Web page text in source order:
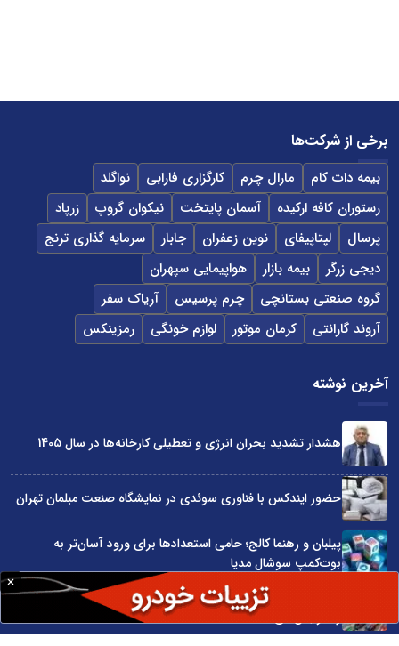
برخی از شرکت‌ها
بیمه دات کام مارال چرم کارگزاری فارابی
نواگلد
رستوران کافه ارکیده
آسمان پایتخت نیکوان گروپ
زرپاد
پرسال
لپتاپیفای نوین زعفران جابار
سرمایه گذاری ترنج
دیجی زرگر
بیمه بازار
هواپیمایی سپهران
گروه صنعتی بستانچی
چرم پرسیس
آریاک سفر
آروند گارانتی
کرمان موتور لوازم خونگی رمزینکس
آخرین نوشته
هشدار تشدید بحران انرژی و تعطیلی کارخانه‌ها در سال 1405
حضور ایندکس با فناوری سوئدی در نمایشگاه صنعت مبلمان تهران
پیلبان و رهنما کالج؛ حامی استعدادها برای ورود آسان‌تر به
بوت‌کمپ سوشال مدیا
واردات مستقیم از چین؛ چگونه حذف واسطه‌ها سود کسب‌وکارها
را افزایش می‌دهد؟